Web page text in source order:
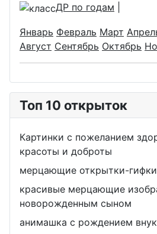
ДР по годам
Январь Февраль Март
Август Сентябрь Октябрь
Топ 10 открыток
Картинки с пожеланием
красоты и доброты
мерцающие открытки-
красивые мерцающие
новорожденным сыном
анимашка с рождением